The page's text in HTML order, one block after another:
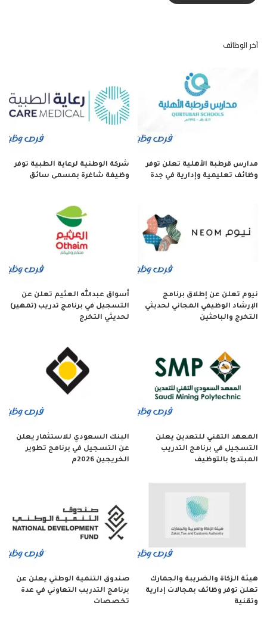
آخر الوظائف
مدارس قرطبة الأهلية تعلن توفر
وظائف تعليمية وإدارية في جدة
شركة الوطنية لرعاية الطبية توفر
وظيفة شاغرة بمسمى سائق
نيوم تعلن عن إطلاق برنامج
الإرشاد الوظيفي المجاني لحديثي
التخرج والباحثين
أسواق عبدالله العثيم تعلن عن
التسجيل في برنامج تدريب (تمهير)
لحديثي التخرج
المعهد التقني للتعدين يعلن
التسجيل في برنامج التدريب
المبتدئ بالتوظيف
البنك السعودي للاستثمار يعلن
عن التسجيل في برنامج تطوير
الخريجين 2026م
هيئة الزكاة والضريبة والجمارك
تعلن توفر وظائف بمجالات إدارية
وتقنية
صندوق التنمية الوطني يعلن عن
برنامج التدريب التعاوني في عدة
تخصصات